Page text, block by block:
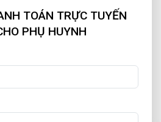
TOÁN TRỰC TUYẾN
PHỤ HUYNH